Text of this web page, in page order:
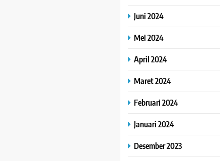
Juni 2024
Mei 2024
April 2024
Maret 2024
Februari 2024
Januari 2024
Desember 2023